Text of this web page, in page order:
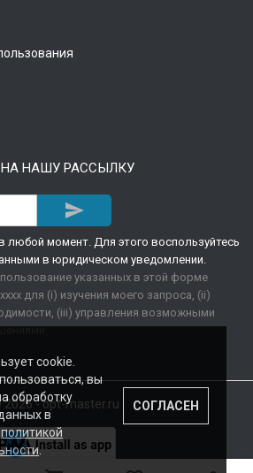
НАШУ РАССЫЛКУ

любой момент. Для этого воспользуйтесь
в юридическом уведомлении.
указанных в этой форме
для (i) изучения моего запроса, (ii)
(iii) управления возможными
- opt-master.ru
cookie.
вы
обработку
в
политикой
.
СОГЛАСЕН